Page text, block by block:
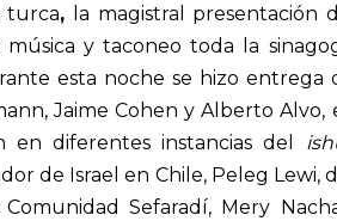
turca, la magistral presentación
y taconeo toda la
esta noche se hizo entrega
Jaime Cohen y Alberto Alvo,
en diferentes instancias del
de Israel en Chile, Peleg Lewi,
Sefaradí, Mery